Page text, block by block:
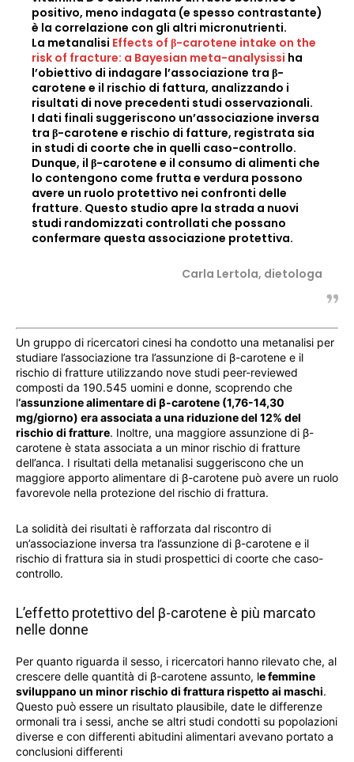
positivo, meno indagata (e spesso contrastante)
è la correlazione con gli altri micronutrienti.
La metanalisi Effects of β-carotene intake on the
risk of fracture: a Bayesian meta-analysissi ha
l’obiettivo di indagare l’associazione tra β-
carotene e il rischio di fattura, analizzando i
risultati di nove precedenti studi osservazionali.
I dati finali suggeriscono un’associazione inversa
tra β-carotene e rischio di fatture, registrata sia
in studi di coorte che in quelli caso-controllo.
Dunque, il β-carotene e il consumo di alimenti che
lo contengono come frutta e verdura possono
avere un ruolo protettivo nei confronti delle
fratture. Questo studio apre la strada a nuovi
studi randomizzati controllati che possano
confermare questa associazione protettiva.
Carla Lertola, dietologa
Un gruppo di ricercatori cinesi ha condotto una metanalisi per
studiare l’associazione tra l’assunzione di β-carotene e il
rischio di fratture utilizzando nove studi peer-reviewed
composti da 190.545 uomini e donne, scoprendo che
l‘assunzione alimentare di β-carotene (1,76-14,30
mg/giorno) era associata a una riduzione del 12% del
rischio di fratture. Inoltre, una maggiore assunzione di β-
carotene è stata associata a un minor rischio di fratture
dell’anca. I risultati della metanalisi suggeriscono che un
maggiore apporto alimentare di β-carotene può avere un ruolo
favorevole nella protezione del rischio di frattura.
La solidità dei risultati è rafforzata dal riscontro di
un’associazione inversa tra l’assunzione di β-carotene e il
rischio di frattura sia in studi prospettici di coorte che caso-
controllo.
L’effetto protettivo del β-carotene è più marcato
nelle donne
Per quanto riguarda il sesso, i ricercatori hanno rilevato che, al
crescere delle quantità di β-carotene assunto, le femmine
sviluppano un minor rischio di frattura rispetto ai maschi.
Questo può essere un risultato plausibile, date le differenze
ormonali tra i sessi, anche se altri studi condotti su popolazioni
diverse e con differenti abitudini alimentari avevano portato a
conclusioni differenti